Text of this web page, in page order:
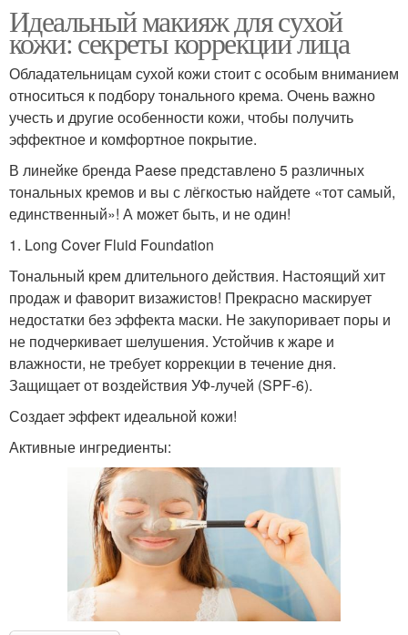
Идеальный макияж для сухой
кожи: секреты коррекции лица
Обладательницам сухой кожи стоит с особым вниманием
относиться к подбору тонального крема. Очень важно
учесть и другие особенности кожи, чтобы получить
эффектное и комфортное покрытие.
В линейке бренда Paese представлено 5 различных
тональных кремов и вы с лёгкостью найдете «тот самый,
единственный»! А может быть, и не один!
1. Long Cover Fluid Foundation
Тональный крем длительного действия. Настоящий хит
продаж и фаворит визажистов! Прекрасно маскирует
недостатки без эффекта маски. Не закупоривает поры и
не подчеркивает шелушения. Устойчив к жаре и
влажности, не требует коррекции в течение дня.
Защищает от воздействия УФ-лучей (SPF-6).
Создает эффект идеальной кожи!
Активные ингредиенты: